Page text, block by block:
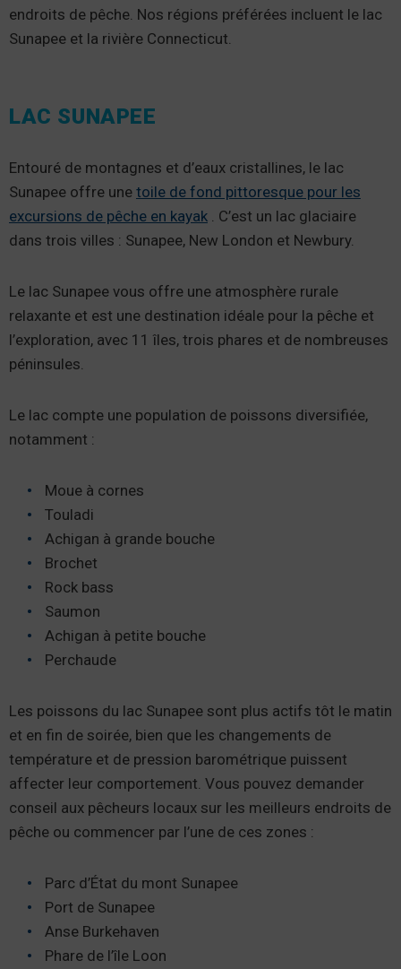
endroits de pêche. Nos régions préférées incluent le lac
Sunapee et la rivière Connecticut.
LAC SUNAPEE
Entouré de montagnes et d’eaux cristallines, le lac
Sunapee offre une toile de fond pittoresque pour les
excursions de pêche en kayak . C’est un lac glaciaire
dans trois villes : Sunapee, New London et Newbury.
Le lac Sunapee vous offre une atmosphère rurale
relaxante et est une destination idéale pour la pêche et
l’exploration, avec 11 îles, trois phares et de nombreuses
péninsules.
Le lac compte une population de poissons diversifiée,
notamment :
Moue à cornes
Touladi
Achigan à grande bouche
Brochet
Rock bass
Saumon
Achigan à petite bouche
Perchaude
Les poissons du lac Sunapee sont plus actifs tôt le matin
et en fin de soirée, bien que les changements de
température et de pression barométrique puissent
affecter leur comportement. Vous pouvez demander
conseil aux pêcheurs locaux sur les meilleurs endroits de
pêche ou commencer par l’une de ces zones :
Parc d’État du mont Sunapee
Port de Sunapee
Anse Burkehaven
Phare de l’île Loon